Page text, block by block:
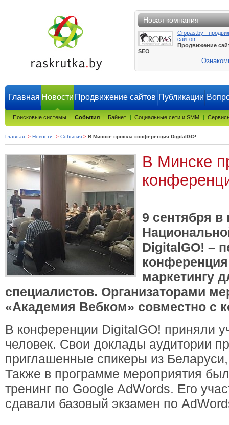
Новая компания
Cropas.by -
сайтов
Продвижение
SEO
Главная Новости Продвижение сайтов Публикации
Поисковые системы | События | Байнет | Социальные сети и SMM |
Главная > Новости > События > В Минске прошла конференция DigitalGO!
В Минске
9 сентября
DigitalGO! –
маркетингу
специалистов. Организаторами
«Академия Вебком» совместно с
В конференции DigitalGO! приняли
человек. Свои доклады аудитории
приглашенные спикеры из
Также в программе мероприятия
тренинг по Google AdWords. Его
сдавали базовый экзамен по